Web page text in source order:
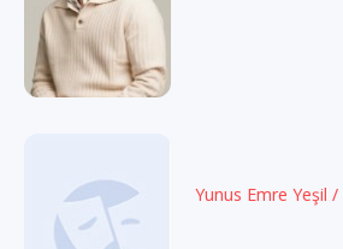
Yunus Emre Yeşil /